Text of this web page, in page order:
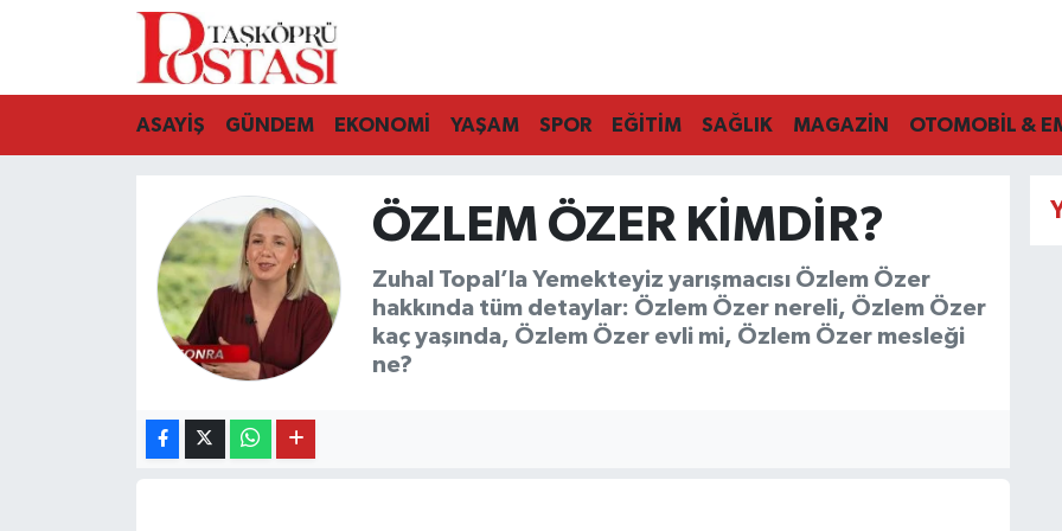
ASAYİŞ GÜNDEM EKONOMİ YAŞAM SPOR EĞİTİM SAĞLIK MAGAZİN OTOMOBİL &
ÖZLEM ÖZER KIMDIR?
Zuhal Topal’la Yemekteyiz yarışmacısı Özlem Özer
hakkında tüm detaylar: Özlem Özer nereli, Özlem Özer
kaç yaşında, Özlem Özer evli mi, Özlem Özer mesleği
ne?
Kastamonu Vefat Edenler
Ağlı Haberleri
Araç Haberleri
Azdavay Haberleri
Çatalzeytin Haberleri